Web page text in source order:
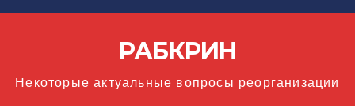
Перейти
РАБКРИН
Некоторые актуальные вопросы реорганизации